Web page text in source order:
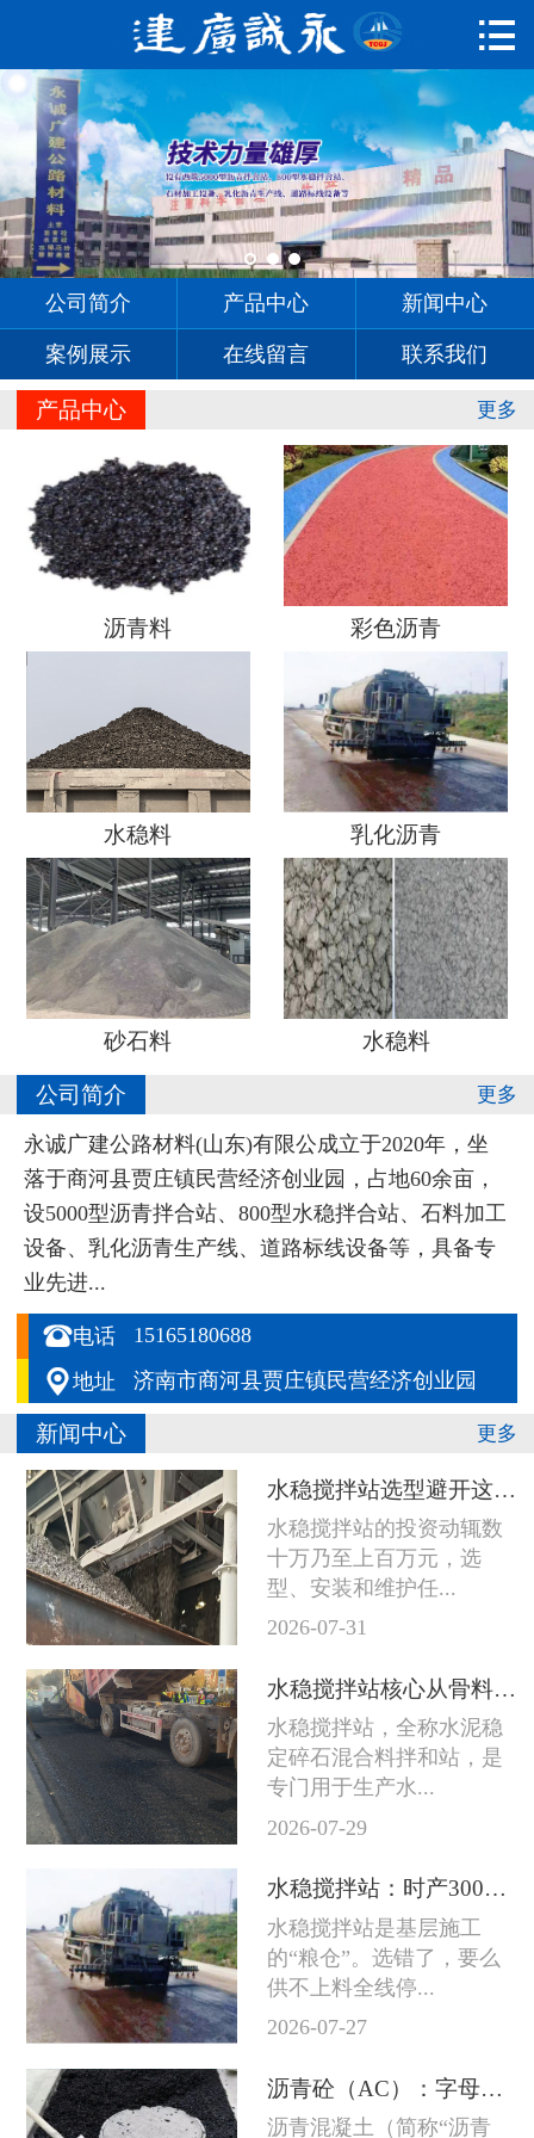
 首页
公司简介
产品中心
新闻中心
案例展示
在线留言

公司简介 产品中心 新闻中心
案例展示 在线留言 联系我们
更多
产品中心
沥青料 彩色沥青
水稳料 乳化沥青
砂石料 水稳料
更多
公司简介
永诚广建公路材料(山东)有限公成立于2020年，坐
落于商河县贾庄镇民营经济创业园，占地60余亩，
设5000型沥青拌合站、800型水稳拌合站、石料加工
设备、乳化沥青生产线、道路标线设备等，具备专
业先进...
电话 15165180688
地址 济南市商河县贾庄镇民营经济创业园
更多
新闻中心
水稳搅拌站选型避开这五个坑，设备多用五年
水稳搅拌站的投资动辄数
十万乃至上百万元，选
型、安装和维护任...
2026-07-31
水稳搅拌站核心从骨料到成品料的完整技术链条
水稳搅拌站，全称水泥稳
定碎石混合料拌和站，是
专门用于生产水...
2026-07-29
水稳搅拌站：时产300吨和800吨差的不只是产量
水稳搅拌站是基层施工
的“粮仓”。选错了，要么
供不上料全线停...
2026-07-27
沥青砼（AC）：字母后面的数字越大石头越粗
沥青混凝土（简称“沥青